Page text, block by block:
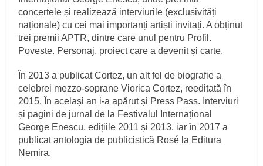
concertele și realizează interviurile (exclusivități
naționale) cu cei mai importanți artiști invitați. A obținut
trei premii APTR, dintre care unul pentru Profil.
Poveste. Personaj, proiect care a devenit și carte.
În 2013 a publicat Cortez, un alt fel de biografie a
celebrei mezzo-soprane Viorica Cortez, reeditată în
2015. În același an i-a apărut și Press Pass. Interviuri
și pagini de jurnal de la Festivalul Internațional
George Enescu, edițiile 2011 și 2013, iar în 2017 a
publicat antologia de publicistică Rosé la Editura
Nemira.